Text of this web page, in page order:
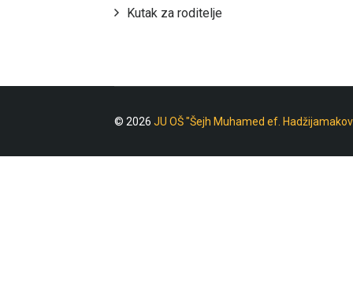
Kutak za roditelje
© 2026 JU OŠ "Šejh Muhamed ef.